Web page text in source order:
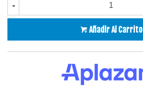
-
Añadir Al Carrito